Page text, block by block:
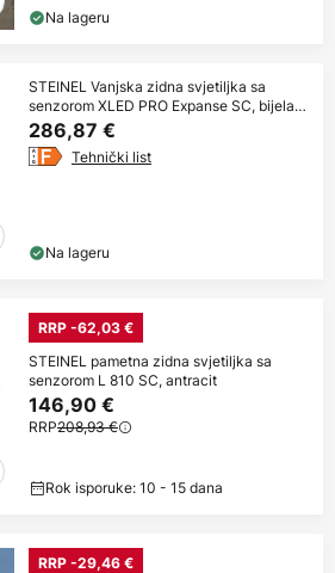
Na lageru
STEINEL Vanjska zidna svjetiljka sa
senzorom XLED PRO Expanse SC, bijela
IP54
286,87 €
Tehnički list
Na lageru
RRP -62,03 €
STEINEL pametna zidna svjetiljka sa
senzorom L 810 SC, antracit
146,90 €
RRP208,93 €
Rok isporuke: 10 - 15 dana
RRP -29,46 €